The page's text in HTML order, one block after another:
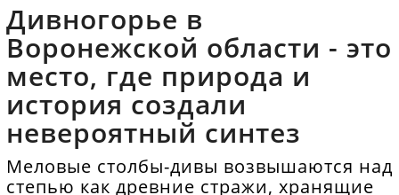
Дивногорье в
Воронежской области - это
место, где природа и
история создали
невероятный синтез
Меловые столбы-дивы возвышаются над
степью как древние стражи, хранящие